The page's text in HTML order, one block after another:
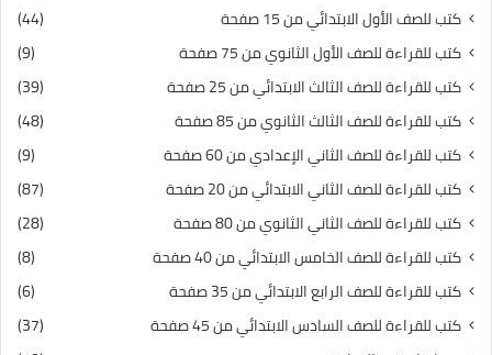
كتب للصف الأول الابتدائي من 15 صفحة
(44)
كتب للقراءة للصف الأول الثانوي من 75 صفحة
(9)
كتب للقراءة للصف الثالث الابتدائي من 25 صفحة
(39)
كتب للقراءة للصف الثالث الثانوي من 85 صفحة
(48)
كتب للقراءة للصف الثاني الإعدادي من 60 صفحة
(9)
كتب للقراءة للصف الثاني الابتدائي من 20 صفحة
(87)
كتب للقراءة للصف الثاني الثانوي من 80 صفحة
(28)
كتب للقراءة للصف الخامس الابتدائي من 40 صفحة
(8)
كتب للقراءة للصف الرابع الابتدائي من 35 صفحة
(6)
كتب للقراءة للصف السادس الابتدائي من 45 صفحة
(37)